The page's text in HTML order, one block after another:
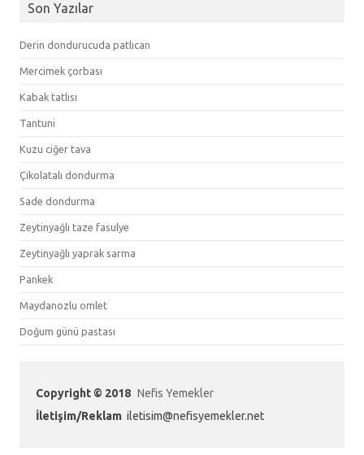
Son Yazılar
Derin dondurucuda patlıcan
Mercimek çorbası
Kabak tatlısı
Tantuni
Kuzu ciğer tava
Çikolatalı dondurma
Sade dondurma
Zeytinyağlı taze fasulye
Zeytinyağlı yaprak sarma
Pankek
Maydanozlu omlet
Doğum günü pastası
Copyright © 2018 Nefis Yemekler
İletişim/Reklam iletisim@nefisyemekler.net